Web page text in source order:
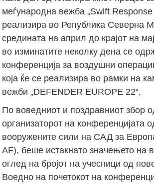
меѓународна вежба „Swift Response
реализира во Република Северна
средината на април до крајот на
во изминатите неколку дена се
конференција за воздушни
која ќе се реализира во рамки на
вежби „DEFENDER EUROPE 22“,
По воведниот и поздравниот збор
организаторот на конференцијата
вооружените сили на САД за
AF), беше истакнато значењето на
оглед на бројот на учесници од
Воедно на почетокот на